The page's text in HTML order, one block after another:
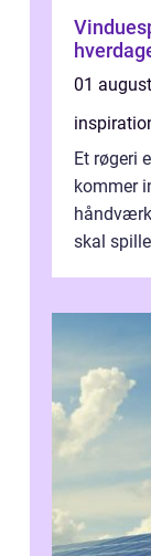
01
Et røgeri
kommer
skal